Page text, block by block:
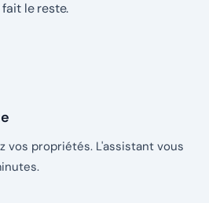
le reste.
vos propriétés. L'assistant vous